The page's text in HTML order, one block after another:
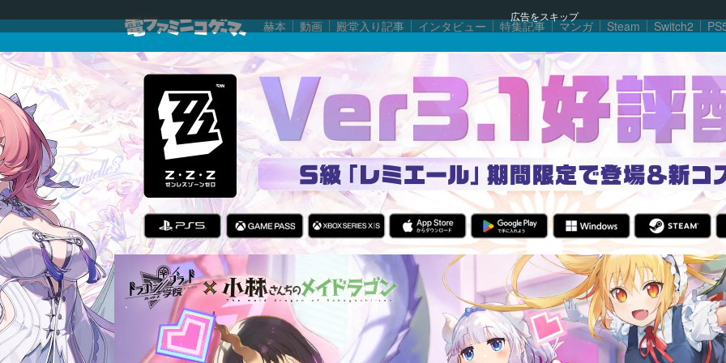
広告をスキップ
赫本 動画 殿堂入り記事 インタビュー 特集記事 マンガ Steam Switch2